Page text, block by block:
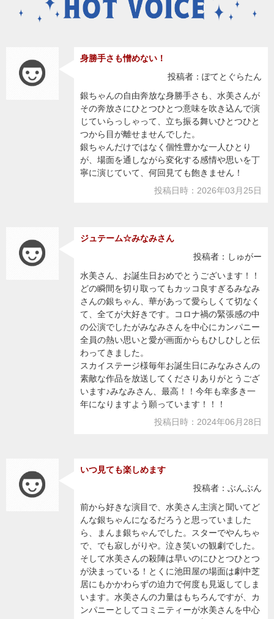
身勝手さも憎めない！
投稿者：ぽてとぐらたん
銀ちゃんの自由奔放な身勝手さも、水美さんが
その奔放さにひとつひとつ意味を吹き込んで演
じていらっしゃって、立ち振る舞いひとつひと
つから目が離せませんでした。
銀ちゃんだけではなく個性豊かな一人ひとり
が、場面を通しながら変化する感情や思いを丁
寧に演じていて、何回見ても飽きません！
投稿日時：2026年03月25日
ジュテーム☆みなみさん
投稿者：しゅがー
水美さん、お誕生日おめでとうございます！！
どの瞬間を切り取ってもカッコ良すぎるみなみ
さんの銀ちゃん、華があって愛らしくて切なく
て、全てが大好きです。コロナ禍の緊張感の中
の公演でしたがみなみさんを中心にカンパニー
全員の熱い思いと愛が画面からもひしひしと伝
わってきました。
スカイステージ様毎年お誕生日にみなみさんの
素敵な作品を放送してくださりありがとうござ
います♪みなみさん、最高！！今年も幸多き一
年になりますよう願っています！！！
投稿日時：2024年06月28日
いつ見ても楽しめます
投稿者：ぶんぶん
前から好きな演目で、水美さん主演と聞いてど
んな銀ちゃんになるだろうと思っていました
ら、まんま銀ちゃんでした。スターでやんちゃ
で、でも寂しがりや。泣き笑いの観劇でした。
そして水美さんの殺陣は早いのにひとつひとつ
が決まっている！とくに池田屋の場面は劇中芝
居にもかかわらずの迫力で何度も見返してしま
います。水美さんの力量はもちろんですが、カ
ンパニーとしてコミニティーが水美さんを中心